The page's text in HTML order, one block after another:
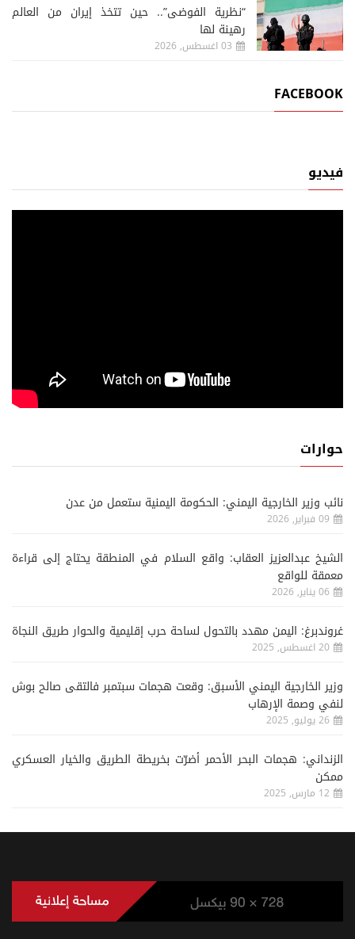
“نظرية الفوضى”.. حين تتخذ إيران من العالم
رهينة لها
03 اغسطس, 2026
FACEBOOK
فيديو
حوارات
نائب وزير الخارجية اليمني: الحكومة اليمنية ستعمل من عدن
09 فبراير, 2026
الشيخ عبدالعزيز العقاب: واقع السلام في المنطقة يحتاج إلى قراءة
معمقة للواقع
06 يناير, 2026
غروندبرغ: اليمن مهدد بالتحول لساحة حرب إقليمية والحوار طريق النجاة
20 اغسطس, 2025
وزير الخارجية اليمني الأسبق: وقعت هجمات سبتمبر فالتقى صالح بوش
لنفي وصمة الإرهاب
26 يوليو, 2025
الزنداني: هجمات البحر الأحمر أضرّت بخريطة الطريق والخيار العسكري
ممكن
12 مارس, 2025